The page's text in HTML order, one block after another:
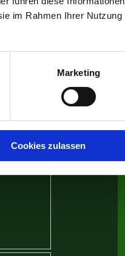
im Rahmen Ihrer Nutzung
Marketing
Cookies zulassen